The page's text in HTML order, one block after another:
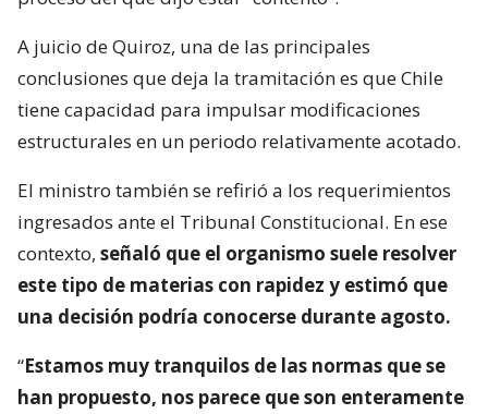
A juicio de Quiroz, una de las principales
conclusiones que deja la tramitación es que Chile
tiene capacidad para impulsar modificaciones
estructurales en un periodo relativamente acotado.
El ministro también se refirió a los requerimientos
ingresados ante el Tribunal Constitucional. En ese
contexto, señaló que el organismo suele resolver
este tipo de materias con rapidez y estimó que
una decisión podría conocerse durante agosto.
“Estamos muy tranquilos de las normas que se
han propuesto, nos parece que son enteramente